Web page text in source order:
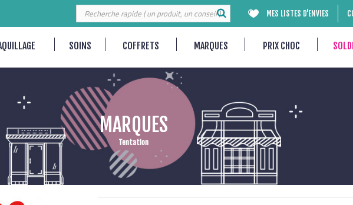
MES LISTES D'ENVIES
SOINS COFFRETS MARQUES PRIX CHOC
MARQUES
Tentation